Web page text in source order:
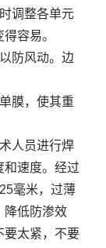
调整各单元
容易。
防风动。边
膜，使其重
人员进行焊
和速度。经过
毫米，过薄
降低防渗效
要太紧，不要